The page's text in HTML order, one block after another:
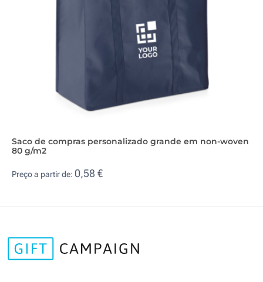
Saco de compras personalizado grande em non-woven
80 g/m2
Preço a partir de: 0,58 €